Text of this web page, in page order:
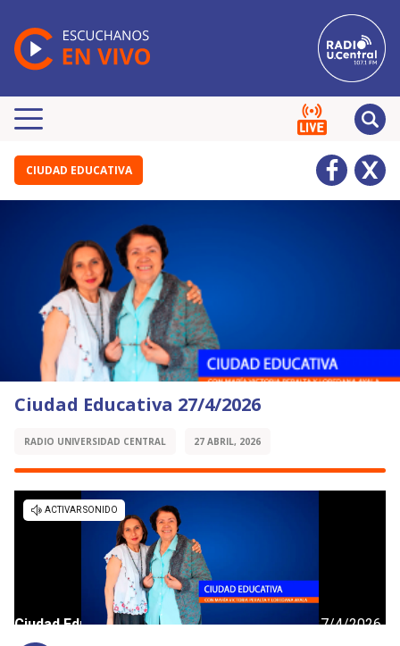
CIUDAD EDUCATIVA
Ciudad Educativa 27/4/2026
RADIO UNIVERSIDAD CENTRAL 27 ABRIL, 2026